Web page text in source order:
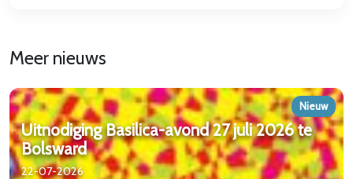
Meer nieuws
Nieuw
Uitnodiging Basilica-avond 27 juli 2026 te
Bolsward
22-07-2026